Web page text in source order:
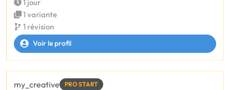
1 jour
1 variante
1 révision
Voir le profil
my_creative PRO START